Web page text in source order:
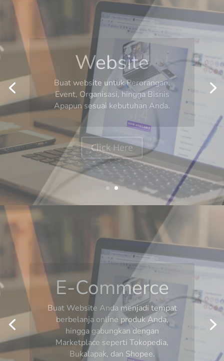
E-Commerce
Buat Website Anda menjadi tempat
berbelanja online produk Anda,
hingga gabungkan dengan
Marketplace seperti Tokopedia,
Bukalapak, dan Shopee.
Click Here
Website
Buat website untuk Perorangan,
Event, Organisasi, hingga Bisnis
Apapun sesuai kebutuhan Anda.